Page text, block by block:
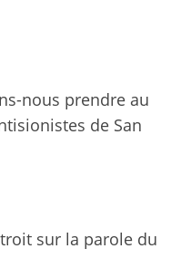
nous prendre au
de San
sur la parole du